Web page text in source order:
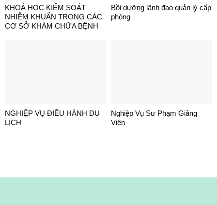
KHOÁ HỌC KIỂM SOÁT
NHIỄM KHUẨN TRONG CÁC
CƠ SỞ KHÁM CHỮA BỆNH
Bồi dưỡng lãnh đạo quản lý cấp
phòng
NGHIỆP VỤ ĐIỀU HÀNH DU
LỊCH
Nghiệp Vụ Sư Phạm Giảng
Viên